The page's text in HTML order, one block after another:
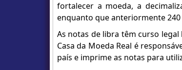
fortalecer a moeda, a
enquanto que anteriormente
As notas de libra têm curso legal
Casa da Moeda Real é
país e imprime as notas para